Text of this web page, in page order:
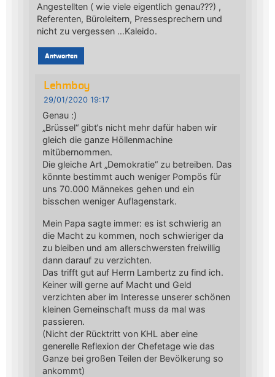
Angestellten ( wie viele eigentlich genau???) ,
Referenten, Büroleitern, Pressesprechern und
nicht zu vergessen …Kaleido.
Antworten
Lehmboy
29/01/2020 19:17
Genau :)
„Brüssel“ gibt‘s nicht mehr dafür haben wir
gleich die ganze Höllenmachine
mitübernommen.
Die gleiche Art „Demokratie“ zu betreiben. Das
könnte bestimmt auch weniger Pompös für
uns 70.000 Männekes gehen und ein
bisschen weniger Auflagenstark.
Mein Papa sagte immer: es ist schwierig an
die Macht zu kommen, noch schwieriger da
zu bleiben und am allerschwersten freiwillig
dann darauf zu verzichten.
Das trifft gut auf Herrn Lambertz zu find ich.
Keiner will gerne auf Macht und Geld
verzichten aber im Interesse unserer schönen
kleinen Gemeinschaft muss da mal was
passieren.
(Nicht der Rücktritt von KHL aber eine
generelle Reflexion der Chefetage wie das
Ganze bei großen Teilen der Bevölkerung so
ankommt)